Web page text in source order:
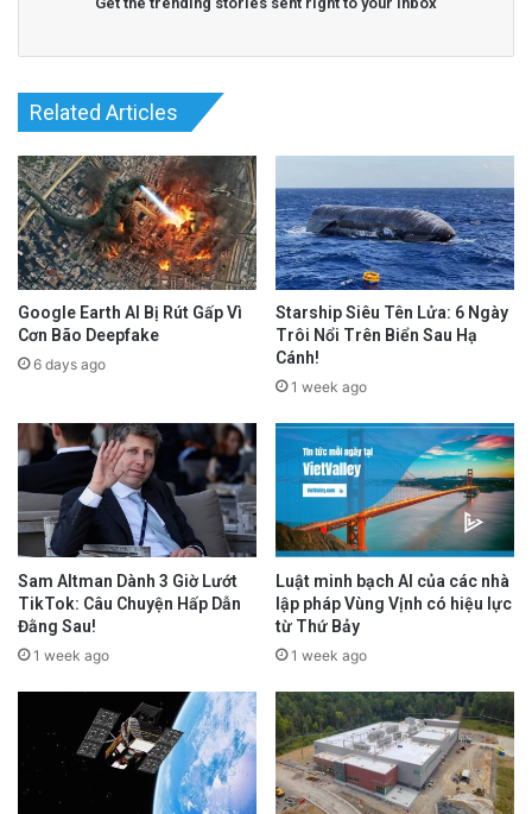
Related Articles
Google Earth AI Bị Rút Gấp Vì
Cơn Bão Deepfake
6 days ago
Starship Siêu Tên Lửa: 6 Ngày
Trôi Nổi Trên Biển Sau Hạ
Cánh!
1 week ago
Sam Altman Dành 3 Giờ Lướt
TikTok: Câu Chuyện Hấp Dẫn
Đằng Sau!
1 week ago
Luật minh bạch AI của các nhà
lập pháp Vùng Vịnh có hiệu lực
từ Thứ Bảy
1 week ago